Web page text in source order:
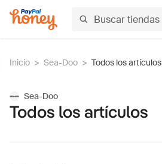
Inicio > Sea-Doo > Todos los artículos
Sea-Doo
Todos los artículos